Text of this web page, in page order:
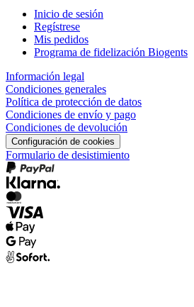
Inicio de sesión
Regístrese
Mis pedidos
Programa de fidelización Biogents
Información legal
Condiciones generales
Política de protección de datos
Condiciones de envío y pago
Condiciones de devolución
Configuración de cookies
Formulario de desistimiento